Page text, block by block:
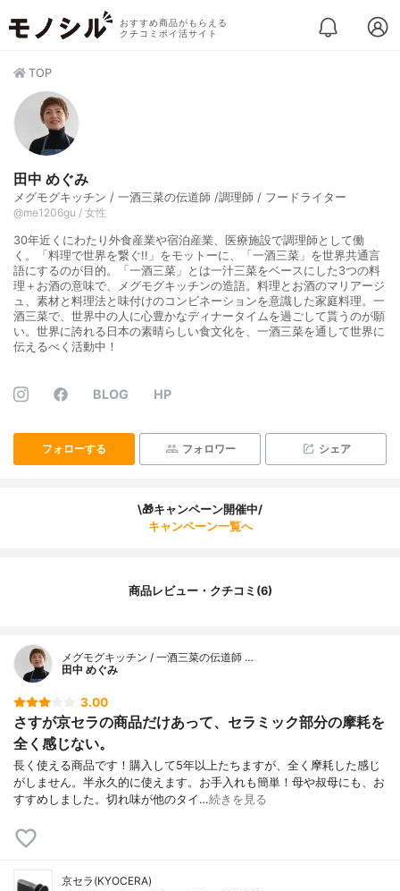
おすすめ商品がもらえる
クチコミポイ活サイト
TOP
田中 めぐみ
メグモグキッチン / 一酒三菜の伝道師 /調理師 / フードライター
@me1206gu / 女性
30年近くにわたり外食産業や宿泊産業、医療施設で調理師として働
く。「料理で世界を繋ぐ!!」をモットーに、「一酒三菜」を世界共通言
語にするのが目的。「一酒三菜」とは一汁三菜をベースにした3つの料
理＋お酒の意味で、メグモグキッチンの造語。料理とお酒のマリアージ
ュ、素材と料理法と味付けのコンビネーションを意識した家庭料理。一
酒三菜で、世界中の人に心豊かなディナータイムを過ごして貰うのが願
い。世界に誇れる日本の素晴らしい食文化を、一酒三菜を通して世界に
伝えるべく活動中！
BLOG HP
フォローする フォロワー シェア
\🎁キャンペーン開催中/
キャンペーン一覧へ
商品レビュー・クチコミ(6)
メグモグキッチン / 一酒三菜の伝道師 …
田中 めぐみ
3.00
さすが京セラの商品だけあって、セラミック部分の摩耗を
全く感じない。
長く使える商品です！購入して5年以上たちますが、全く摩耗した感じ
がしません。半永久的に使えます。お手入れも簡単！母や叔母にも、お
すすめしました。切れ味が他のタイ…続きを見る
京セラ(KYOCERA)